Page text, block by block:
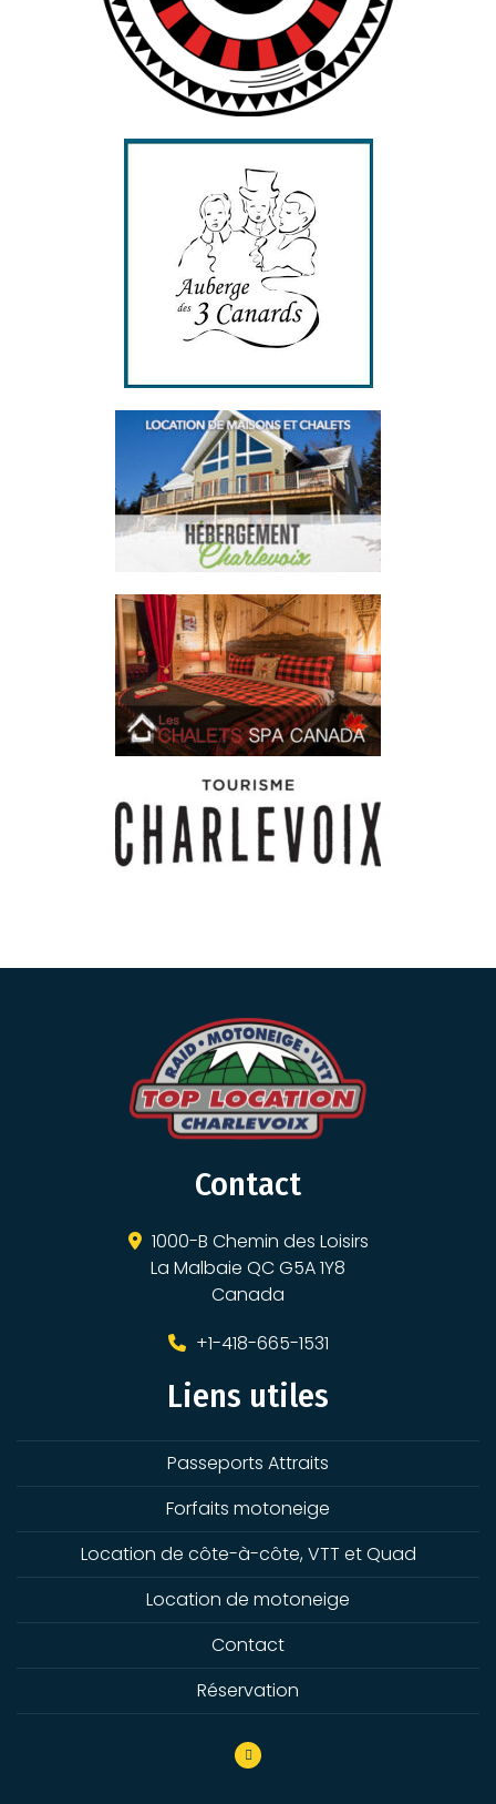
Contact
1000-B Chemin des Loisirs
La Malbaie QC G5A 1Y8
Canada
+1-418-665-1531
Liens utiles
Passeports Attraits
Forfaits motoneige
Location de côte-à-côte, VTT et Quad
Location de motoneige
Contact
Réservation